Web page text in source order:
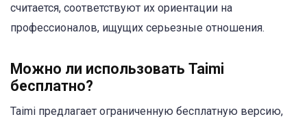
считается, соответствуют их ориентации на
профессионалов, ищущих серьезные отношения.
Можно ли использовать Taimi
бесплатно?
Taimi предлагает ограниченную бесплатную версию,